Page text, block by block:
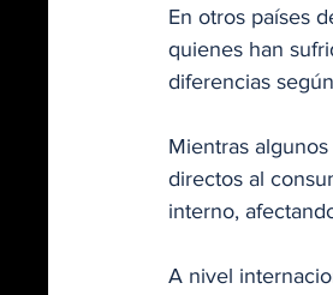
En otros países
quienes han
diferencias
Mientras
directos al
interno,
A nivel